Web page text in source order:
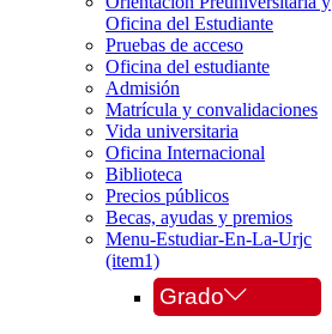
Oficina del Estudiante
Pruebas de acceso
Oficina del estudiante
Admisión
Matrícula y convalidaciones
Vida universitaria
Oficina Internacional
Biblioteca
Precios públicos
Becas, ayudas y premios
Menu-Estudiar-En-La-Urjc
(item1)
Grado